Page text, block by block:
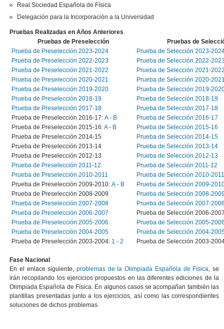
Real Sociedad Española de Física
Delegación para la Incorporación a la Universidad
Pruebas Realizadas en Años Anteriores
Pruebas de Preselección
Pruebas de
Prueba de Preselección 2023-2024
Prueba de Selección 2023-
Prueba de Preselección 2022-2023
Prueba de Selección 2022-
Prueba de Preselección 2021-2022
Prueba de Selección 2021-
Prueba de Preselección 2020-2021
Prueba de Selección 2020-
Prueba de Preselección 2019-2020
Prueba de Selección 2019-
Prueba de Preselección 2018-19
Prueba de Selección 2018-19
Prueba de Preselección 2017-18
Prueba de Selección 2017-18
Prueba de Preselección 2016-17:A- B
Prueba de Selección 2016-17
Prueba de Preselección 2015-16:A- B
Prueba de Selección 2015-16
Prueba de Preselección 2014-15
Prueba de Selección 2014-15
Prueba de Preselección 2013-14
Prueba de Selección 2013-14
Prueba de Preselección 2012-13
Prueba de Selección 2012-13
Prueba de Preselección 2011-12
Prueba de Selección 2011-12
Prueba de Preselección 2010-2011
Prueba de Selección 2010-
Prueba de Preselección 2009-2010:A - B
Prueba de Selección 2009-
Prueba de Preselección 2008-2009
Prueba de Selección 2008-
Prueba de Preselección 2007-2008
Prueba de Selección 2007-
Prueba de Preselección 2006-2007
Prueba de Selección 2006-
Prueba de Preselección 2005-2006
Prueba de Selección 2005-
Prueba de Preselección 2004-2005
Prueba de Selección 2004-
Prueba de Preselección 2003-2004: 1 - 2 Prueba de Selección 2003-
Fase Nacional
En el enlace siguiente,problemas de la Olimpiada Española de Física, se
irán recopilando los ejercicios propuestos en las diferentes ediciones de la
Olimpiada Española de Física. En algunos casos se acompañan también las
plantillas presentadas junto a los ejercicios, así como las correspondientes
soluciones de dichos problemas.